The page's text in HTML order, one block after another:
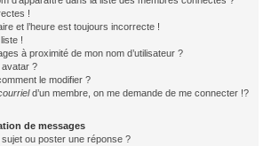
!
et l’heure est toujours incorrecte !
!
à proximité de mon nom d’utilisateur ?
avatar ?
le modifier ?
d’un membre, on me demande de me connecter !?
de messages
ou poster une réponse ?